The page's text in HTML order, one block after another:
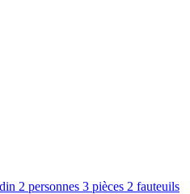
2 personnes 3 pièces 2 fauteuils